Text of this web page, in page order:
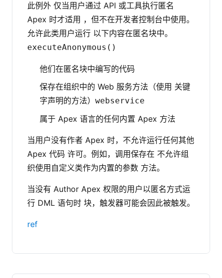
此例外 仅当用户通过 API 或工具执行匿名
Apex 时才适用 ，但不在开发者控制台中使用。
允许此类用户运行 以下内容在匿名块中。
executeAnonymous()
他们在匿名块中编写的代码
保存在组织中的 Web 服务方法（使用 关键
字声明的方法） webservice
属于 Apex 语言的任何内置 Apex 方法
当用户没有作者 Apex 时，不允许运行任何其他
Apex 代码 许可。例如，调用保存在 不允许组
织使用自定义类作为内置的参数 方法。
当没有 Author Apex 权限的用户以匿名方式运
行 DML 语句时 块，触发器可能会因此被触发。
ref